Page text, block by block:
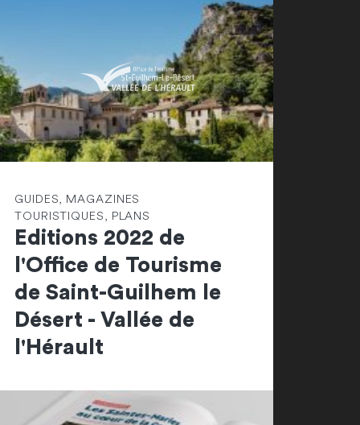
GUIDES, MAGAZINES
TOURISTIQUES, PLANS
Editions 2022 de
l'Office de Tourisme
de Saint-Guilhem le
Désert - Vallée de
l'Hérault